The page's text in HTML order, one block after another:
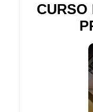
CURSO